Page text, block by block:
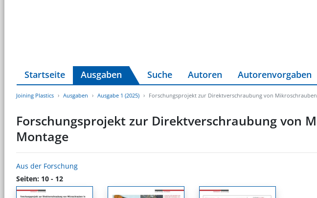
Startseite Ausgaben Suche Autoren Autorenvorgaben
Joining Plastics Ausgaben Ausgabe 1 (2025) Forschungsprojekt zur Direktverschraubung von
Forschungsprojekt zur Direktverschraubung von
Montage
Aus der Forschung
Seiten: 10 - 12